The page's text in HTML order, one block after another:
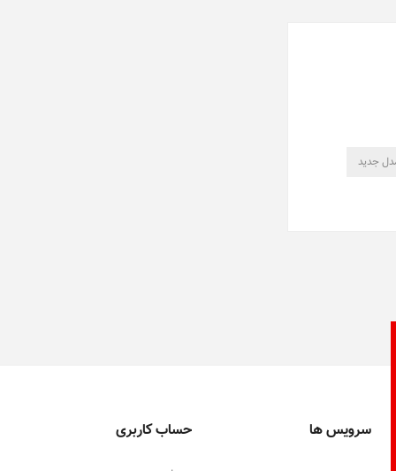
جدید
سرویس ها حساب کاربری